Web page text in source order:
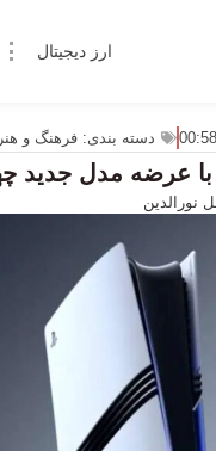
ارز دیجیتال
00:58 دسته بندی: فرهنگ و هنر
نورالدین